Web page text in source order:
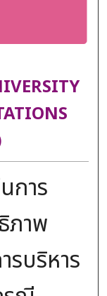
การ
ภาพ
รบริหาร